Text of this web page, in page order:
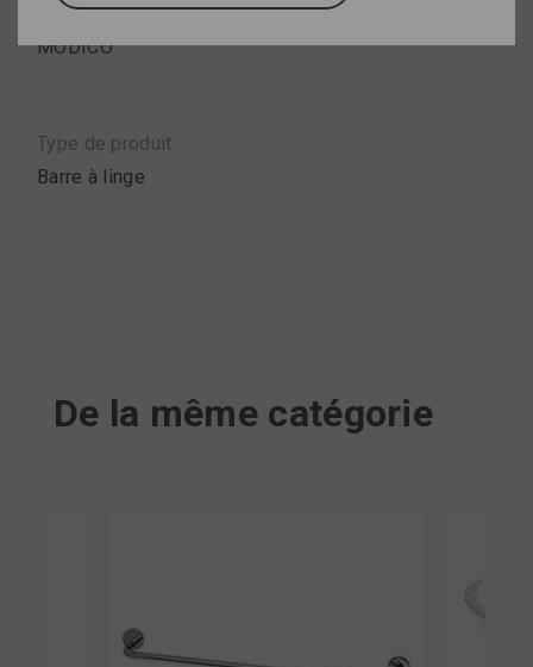
Marque
MODICO
Type de produit
Barre à linge
De la même catégorie